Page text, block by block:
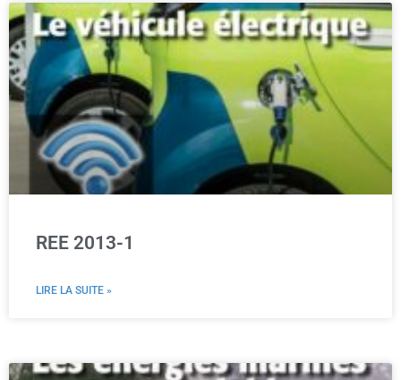
REE 2013-1
LIRE LA SUITE »